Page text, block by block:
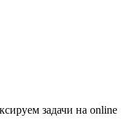
задачи на online